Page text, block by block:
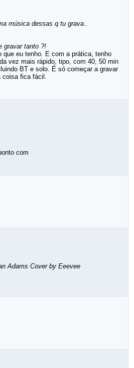
música dessas q tu grava..
gravar tanto ?!
que eu tenho. E com a prática, tenho
vez mais rápido, tipo, com 40, 50 min
BT e solo. É só começar a gravar
coisa fica fácil.
com
Adams Cover by Eeevee